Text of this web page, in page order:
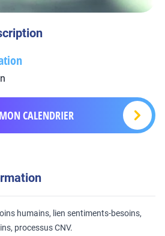
CALENDRIER
humains, lien sentiments-besoins,
processus CNV.